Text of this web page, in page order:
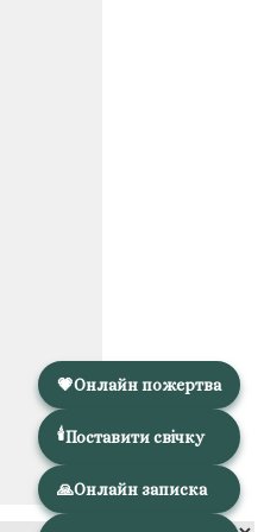
💗Онлайн пожертва
🕯️Поставити свічку
🙏Онлайн записка